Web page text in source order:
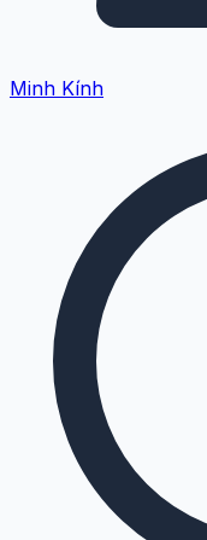
Minh Kính